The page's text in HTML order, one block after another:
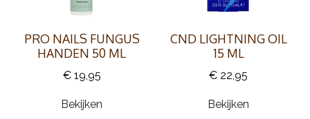
PRO NAILS FUNGUS
HANDEN 50 ML
€ 19,95
Bekijken
CND LIGHTNING OIL
15 ML
€ 22,95
Bekijken